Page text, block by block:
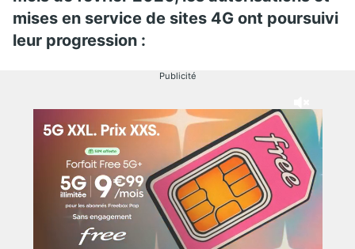
mises en service de sites 4G ont poursuivi
leur progression :
Publicité